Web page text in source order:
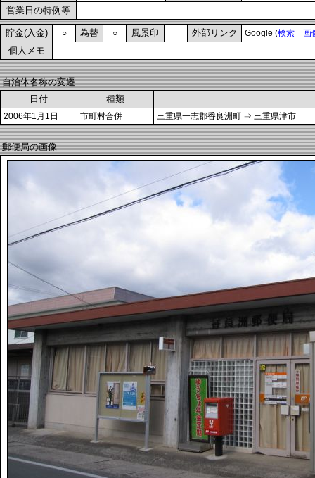
営業日の特例等
貯金(入金) ○ 為替 ○ 風景印 外部リンク Google (検索 画
個人メモ
自治体名称の変遷
日付
種類
2006年1月1日 市町村合併 三重県一志郡香良洲町 ⇒ 三重県津市
郵便局の画像